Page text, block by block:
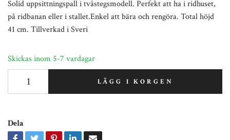
Solid uppsittningspall i tvåstegsmodell. Perfekt att ha i ridhuset,
på ridbanan eller i stallet.Enkel att bära och rengöra. Total höjd
41 cm. Tillverkad i Sveri
Skickas inom 5-7 vardagar
LÄGG I KORGEN
Dela